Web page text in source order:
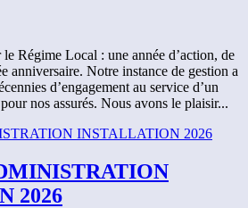
Régime Local : une année d’action, de
anniversaire. Notre instance de gestion a
d’engagement au service d’un
nos assurés. Nous avons le plaisir...
2026